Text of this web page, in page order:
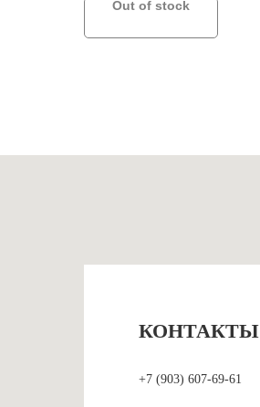
Out of stock
КОНТАКТЫ
+7 (903) 607-69-61